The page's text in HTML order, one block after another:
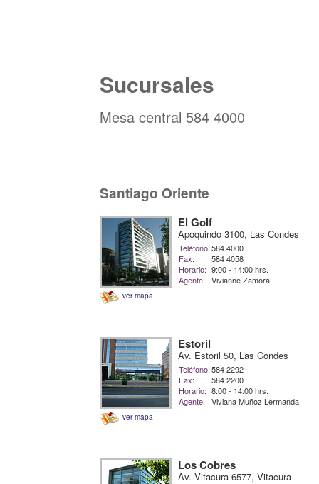
Sucursales
Mesa central 584 4000
Santiago Oriente
ver mapa
El Golf
Apoquindo 3100, Las Condes
Teléfono:584 4000
Fax:
584 4058
Horario: 9:00 - 14:00 hrs.
Agente:
Vivianne Zamora
ver mapa
Estoril
Av. Estoril 50, Las Condes
Teléfono:584 2292
Fax:
584 2200
Horario: 8:00 - 14:00 hrs.
Agente:
Viviana Muñoz Lermanda
Los Cobres
Av. Vitacura 6577, Vitacura